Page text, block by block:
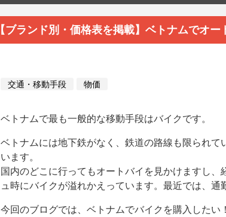
【ブランド別・価格表を掲載】ベトナムでオー
交通・移動手段 物価
ベトナムで最も一般的な移動手段はバイクです。
ベトナムには地下鉄がなく、鉄道の路線も限られ
います。
国内のどこに行ってもオートバイを見かけますし
ュ時にバイクが溢れかえっています。最近では、通
今回のブログでは、ベトナムでバイクを購入したい